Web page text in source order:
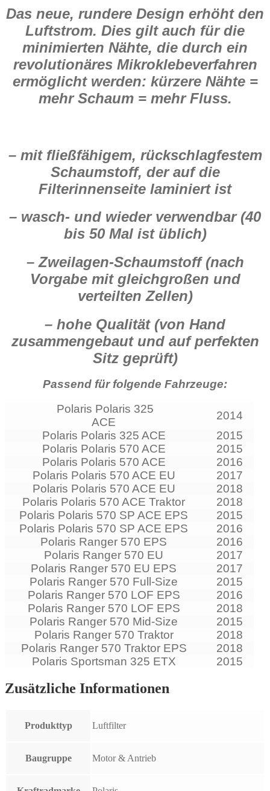
Das neue, rundere Design erhöht den
Luftstrom. Dies gilt auch für die
minimierten Nähte, die durch ein
revolutionäres Mikroklebeverfahren
ermöglicht werden: kürzere Nähte =
mehr Schaum = mehr Fluss.
– mit fließfähigem, rückschlagfestem
Schaumstoff, der auf die
Filterinnenseite laminiert ist
– wasch- und wieder verwendbar (40
bis 50 Mal ist üblich)
– Zweilagen-Schaumstoff (nach
Vorgabe mit gleichgroßen und
verteilten Zellen)
– hohe Qualität (von Hand
zusammengebaut und auf perfekten
Sitz geprüft)
Passend für folgende Fahrzeuge:
Polaris Polaris 325
ACE
2014
Polaris Polaris 325 ACE
2015
Polaris Polaris 570 ACE
2015
Polaris Polaris 570 ACE
2016
Polaris Polaris 570 ACE EU
2017
Polaris Polaris 570 ACE EU
2018
Polaris Polaris 570 ACE Traktor
2018
Polaris Polaris 570 SP ACE EPS
2015
Polaris Polaris 570 SP ACE EPS
2016
Polaris Ranger 570 EPS
2016
Polaris Ranger 570 EU
2017
Polaris Ranger 570 EU EPS
2017
Polaris Ranger 570 Full-Size
2015
Polaris Ranger 570 LOF EPS
2016
Polaris Ranger 570 LOF EPS
2018
Polaris Ranger 570 Mid-Size
2015
Polaris Ranger 570 Traktor
2018
Polaris Ranger 570 Traktor EPS
2018
Polaris Sportsman 325 ETX
2015
Zusätzliche Informationen
Produkttyp Luftfilter
Baugruppe Motor & Antrieb